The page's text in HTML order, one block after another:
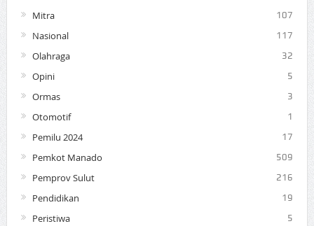
Mitra 107
Nasional 117
Olahraga 32
Opini 5
Ormas 3
Otomotif 1
Pemilu 2024 17
Pemkot Manado 509
Pemprov Sulut 216
Pendidikan 19
Peristiwa 5